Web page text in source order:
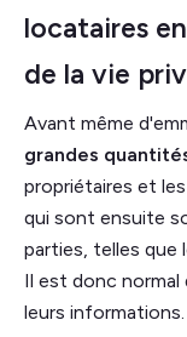
locataires
de la vie
Avant même
grandes
propriétaires et
qui sont ensuite
parties, telles que
Il est donc normal
leurs informations.